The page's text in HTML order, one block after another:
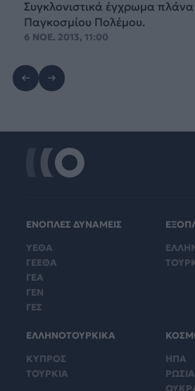
Συγκλονιστικά έγχρωμα πλάνα
Παγκοσμίου Πολέμου.
6 ΝΟΕ. 2013, 11:00
ΕΝΟΠΛΕΣ ΔΥΝΑΜΕΙΣ
ΥΕΘΑ
ΓΕΕΘΑ
ΓΕΑ
ΓΕΝ
ΓΕΣ
ΕΛΛΗΝΟΤΟΥΡΚΙΚΑ
ΚΥΠΡΟΣ
ΤΟΥΡΚΙΑ
ΗΠΑ
ΡΩΣΙΑ